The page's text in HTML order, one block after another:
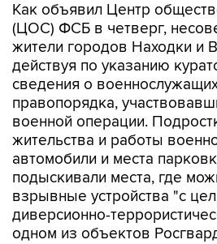
Как объявил Центр
(ЦОС) ФСБ в четверг,
жители городов Находки и
действуя по указанию
сведения о
правопорядка,
военной операции.
жительства и работы
автомобили и места
подыскивали места, где
взрывные устройства "с
диверсионно-
одном из объектов